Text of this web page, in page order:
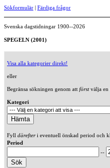
Sökformulär | Färdiga frågor
Svenska dagstidningar 1900--2026
SPEGELN (2001)
Visa alla kategorier direkt!
eller
Begränsa sökningen genom att förstvälja en
Kategori
Fyll därefteri eventuell önskad period och
Period
--